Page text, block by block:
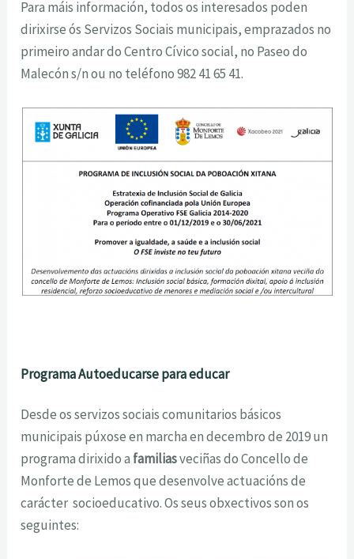
Para máis información, todos os interesados poden
dirixirse ós Servizos Sociais municipais, emprazados no
primeiro andar do Centro Cívico social, no Paseo do
Malecón s/n ou no teléfono 982 41 65 41.
Programa Autoeducarse para educar
Desde os servizos sociais comunitarios básicos
municipais púxose en marcha en decembro de 2019 un
programa dirixido a familiasveciñas do Concello de
Monforte de Lemos que desenvolve actuacións de
carácter socioeducativo. Os seus obxectivos son os
seguintes: